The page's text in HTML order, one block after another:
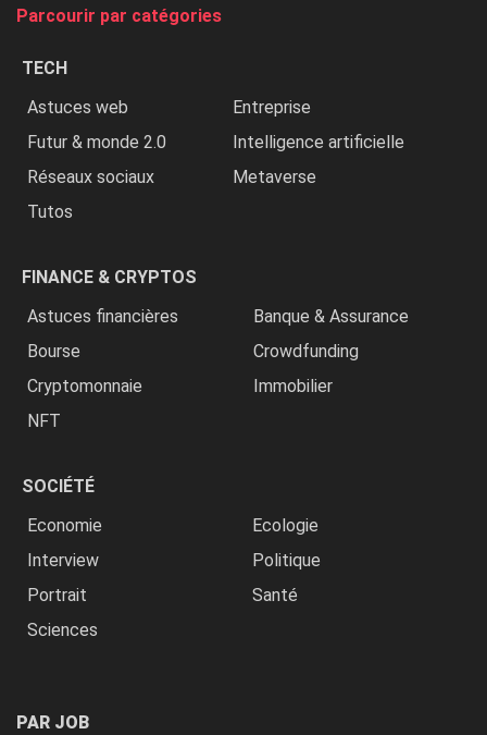
Parcourir par catégories
TECH
Astuces web
Entreprise
Futur & monde 2.0
Intelligence artificielle
Réseaux sociaux
Metaverse
Tutos
FINANCE & CRYPTOS
Astuces financières
Banque & Assurance
Bourse
Crowdfunding
Cryptomonnaie
Immobilier
NFT
SOCIÉTÉ
Economie
Ecologie
Interview
Politique
Portrait
Santé
Sciences
PAR JOB